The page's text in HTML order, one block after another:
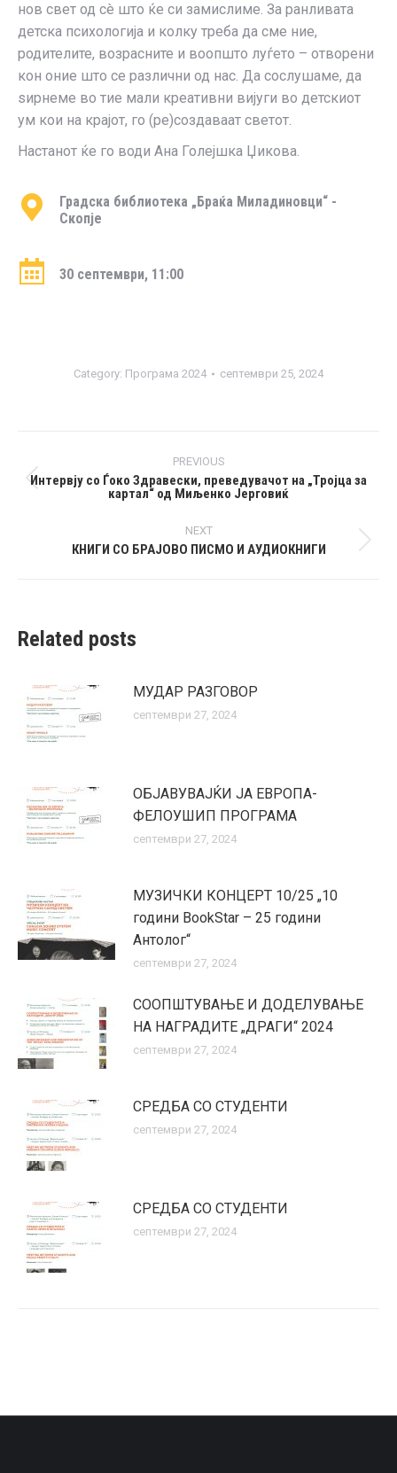
нов свет од сè што ќе си замислиме. За ранливата
детска психологија и колку треба да сме ние,
родителите, возрасните и воопшто луѓето – отворени
кон оние што се различни од нас. Да сослушаме, да
ѕирнеме во тие мали креативни вијуги во детскиот
ум кои на крајот, го (ре)создаваат светот.
Настанот ќе го води Ана Голејшка Џикова.
Градска библиотека „Браќа Миладиновци“ -
Скопје
30 септември, 11:00
Category: Програма 2024 септември 25, 2024
navigation
PREVIOUS
Previous
Интервју со Ѓоко Здравески, преведувачот на „Тројца за
картал“ од Миљенко Јерговиќ
NEXT
Next
КНИГИ СО БРАЈОВО ПИСМО И АУДИОКНИГИ
Related posts
МУДАР РАЗГОВОР
септември 27, 2024
ОБЈАВУВАЈЌИ ЈА ЕВРОПА-
ФЕЛОУШИП ПРОГРАМА
септември 27, 2024
МУЗИЧКИ КОНЦЕРТ 10/25 „10
години BookStar – 25 години
Антолог“
септември 27, 2024
СООПШТУВАЊЕ И ДОДЕЛУВАЊЕ
НА НАГРАДИТЕ „ДРАГИ“ 2024
септември 27, 2024
СРЕДБA СО СТУДЕНТИ
септември 27, 2024
СРЕДБA СО СТУДЕНТИ
септември 27, 2024